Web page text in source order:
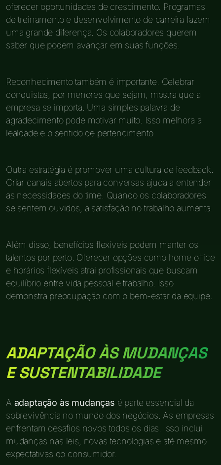
oferecer oportunidades de crescimento. Programas
de treinamento e desenvolvimento de carreira fazem
uma grande diferença. Os colaboradores querem
saber que podem avançar em suas funções.
Reconhecimento também é importante. Celebrar
conquistas, por menores que sejam, mostra que a
empresa se importa. Uma simples palavra de
agradecimento pode motivar muito. Isso melhora a
lealdade e o sentido de pertencimento.
Outra estratégia é promover uma cultura de feedback.
Criar canais abertos para conversas ajuda a entender
as necessidades do time. Quando os colaboradores
se sentem ouvidos, a satisfação no trabalho aumenta.
Além disso, benefícios flexíveis podem manter os
talentos por perto. Oferecer opções como home office
e horários flexíveis atrai profissionais que buscam
equilíbrio entre vida pessoal e trabalho. Isso
demonstra preocupação com o bem-estar da equipe.
ADAPTAÇÃO ÀS MUDANÇAS
E SUSTENTABILIDADE
A adaptação às mudanças é parte essencial da
sobrevivência no mundo dos negócios. As empresas
enfrentam desafios novos todos os dias. Isso inclui
mudanças nas leis, novas tecnologias e até mesmo
expectativas do consumidor.